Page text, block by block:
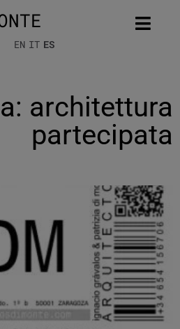
EN IT ES
architettura
partecipata